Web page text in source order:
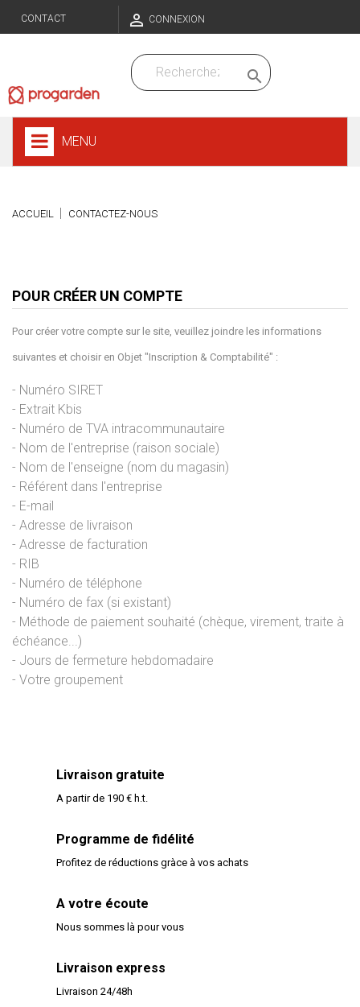
CONTACT  CONNEXION

MENU
ACCUEIL CONTACTEZ-NOUS
POUR CRÉER UN COMPTE
Pour créer votre compte sur le site, veuillez joindre les informations
suivantes et choisir en Objet "Inscription & Comptabilité" :
- Numéro SIRET
- Extrait Kbis
- Numéro de TVA intracommunautaire
- Nom de l'entreprise (raison sociale)
- Nom de l'enseigne (nom du magasin)
- Référent dans l'entreprise
- E-mail
- Adresse de livraison
- Adresse de facturation
- RIB
- Numéro de téléphone
- Numéro de fax (si existant)
- Méthode de paiement souhaité (chèque, virement, traite à
échéance...)
- Jours de fermeture hebdomadaire
- Votre groupement
Livraison gratuite
A partir de 190 € h.t.
Programme de fidélité
Profitez de réductions gràce à vos achats
A votre écoute
Nous sommes là pour vous
Livraison express
Livraison 24/48h